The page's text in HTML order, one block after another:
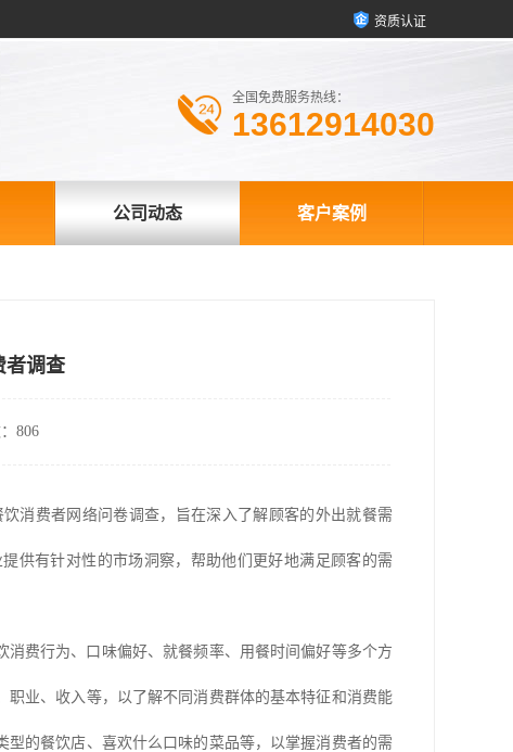
资质认证
全国免费服务热线：
13612914030
公司动态 客户案例
者调查
806
消费者网络问卷调查，旨在深入了解顾客的外出就餐需
供有针对性的市场洞察，帮助他们更好地满足顾客的需
消费行为、口味偏好、就餐频率、用餐时间偏好等多个方
业、收入等，以了解不同消费群体的基本特征和消费能
的餐饮店、喜欢什么口味的菜品等，以掌握消费者的需